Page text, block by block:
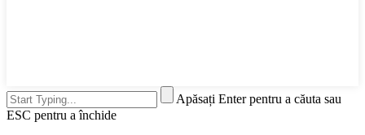
Apăsați Enter pentru a căuta sau
ESC pentru a închide